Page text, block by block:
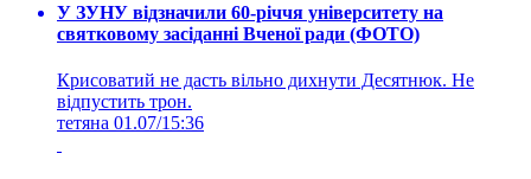
У ЗУНУ відзначили 60-річчя університету на
святковому засіданні Вченої ради (ФОТО)
Крисоватий не дасть вільно дихнути Десятнюк. Не
відпустить трон.
тетяна 01.07/15:36